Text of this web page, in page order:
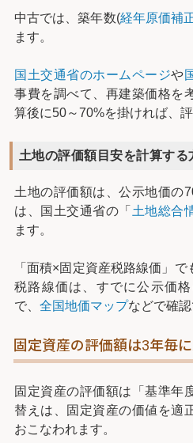
中古では、築年数(経年原価補
ます。
国土交通省のホームページや
事費を調べて、再建築価格を
算後に50～70%を掛ければ、
土地の評価額目安を計算する
土地の評価額は、公示地価の
は、国土交通省の「 土地総合
ます。
「面積×固定資産税路線価」
税路線価は、すでに公示価
で、 全国地価マップなどで確認
固定資産の評価額は3年毎
固定資産の評価額は「基準年
替えは、固定資産の価値を適
おこなわれます。